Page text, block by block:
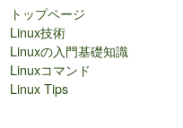
トップページ
Linux技術
Linuxの入門基礎知識
Linuxコマンド
Linux Tips